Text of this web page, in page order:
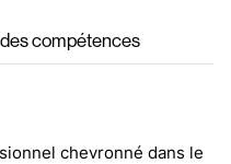
compétences
chevronné dans le